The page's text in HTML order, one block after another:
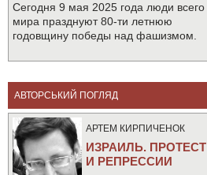
Сегодня 9 мая 2025 года люди всего
мира празднуют 80-ти летнюю
годовщину победы над фашизмом.
АВТОРСЬКИЙ ПОГЛЯД
АРТЕМ КИРПИЧЕНОК
ИЗРАИЛЬ. ПРОТЕСТ
И РЕПРЕССИИ